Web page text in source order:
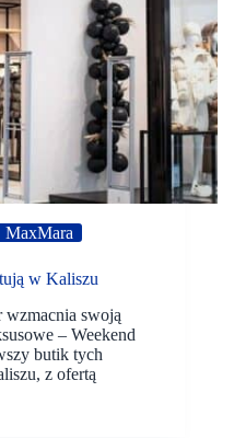
MaxMara
w Kaliszu
wzmacnia swoją
– Weekend
butik tych
z ofertą